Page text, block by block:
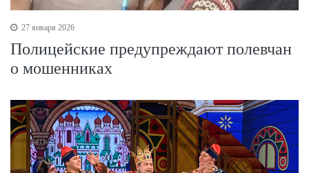
27 января 2026
Полицейские предупреждают полевчан
о мошенниках